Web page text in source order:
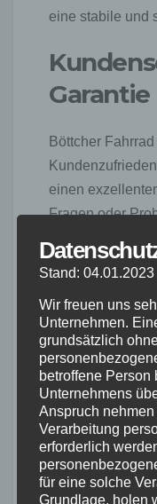
eine stabile und
Garantie
Böttcher
einen
Fragen oder
kompetenten
Böttcher
Fahrräder, die
Qualität und das
in seine
Wenn Sie nach
suchen, das
Sie Böttcher
ziehen. Mit ihrer
Stand: 04.01.2023
Wir freuen uns
Unternehmen.
grundsätzlich
betroffene
Unternehmens
Anspruch
Verarbeitung
erforderlich
für eine solche
Grundlage, holen